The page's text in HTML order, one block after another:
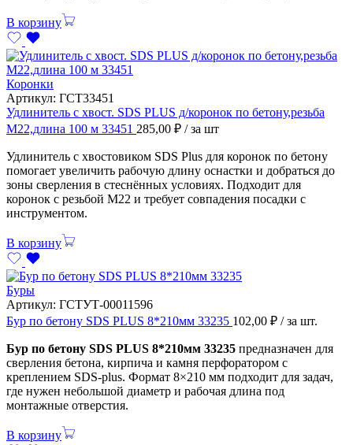
В корзину
Коронки
Артикул: ГСТ33451
Удлинитель с хвост. SDS PLUS д/коронок по бетону,резьба
М22,длина 100 м 33451 285,00 ₽ / за шт
Удлинитель с хвостовиком SDS Plus для коронок по бетону
помогает увеличить рабочую длину оснастки и добраться до
зоны сверления в стеснённых условиях. Подходит для
коронок с резьбой М22 и требует совпадения посадки с
инструментом.
В корзину
Буры
Артикул: ГСТУТ-00011596
Бур по бетону SDS PLUS 8*210мм 33235 102,00 ₽ / за шт.
Бур по бетону SDS PLUS 8*210мм 33235 предназначен для
сверления бетона, кирпича и камня перфоратором с
креплением SDS-plus. Формат 8×210 мм подходит для задач,
где нужен небольшой диаметр и рабочая длина под
монтажные отверстия.
В корзину